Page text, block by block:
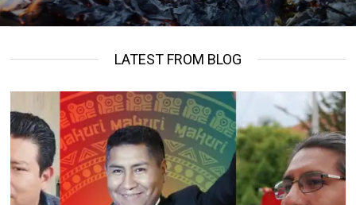
LATEST FROM BLOG